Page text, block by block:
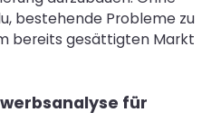
bestehende Probleme zu
bereits gesättigten Markt
für